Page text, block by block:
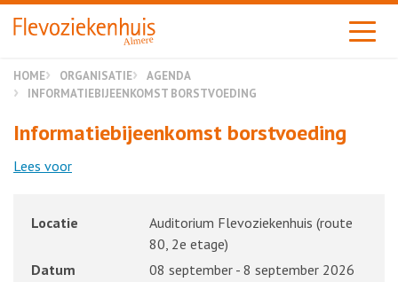
Almere
HOME ORGANISATIE
AGENDA
INFORMATIE­BIJ­EEN­KOMST BORSTVOEDING
Informatie­bij­een­komst borstvoeding
Lees voor
Locatie
Auditorium Flevoziekenhuis (route
80, 2e etage)
Datum
08 september - 8 september 2026